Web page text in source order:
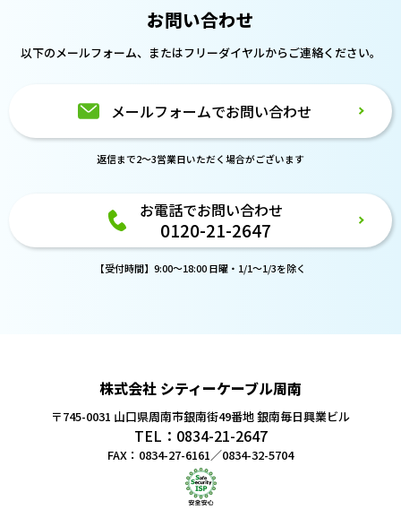
お問い合わせ
以下のメールフォーム、またはフリーダイヤルからご連絡ください。
メールフォームでお問い合わせ
返信まで2～3営業日いただく場合がございます
お電話でお問い合わせ
0120-21-2647
【受付時間】9:00～18:00 日曜・1/1～1/3を除く
株式会社 シティーケーブル周南
〒745-0031 山口県周南市銀南街49番地銀南毎日興業ビル
TEL：0834-21-2647
FAX：0834-27-6161／0834-32-5704